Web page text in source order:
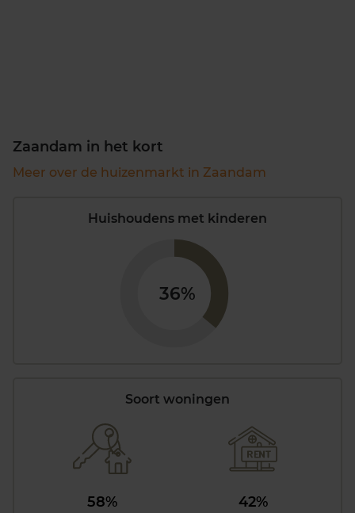
Zaandam in het kort
Meer over de huizenmarkt in Zaandam
Huishoudens met kinderen
36%
Soort woningen
58%
42%